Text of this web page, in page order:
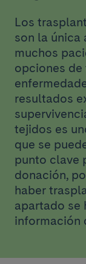
Los
son la única
muchos
opciones
resultados
tejidos es
que se
punto clave
donación,
haber
apartado se
información